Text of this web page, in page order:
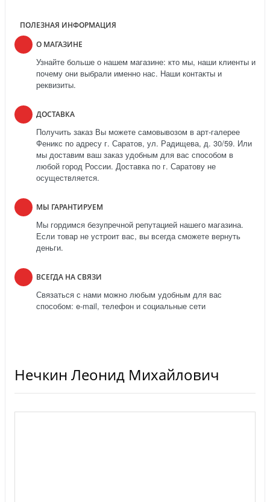
ПОЛЕЗНАЯ ИНФОРМАЦИЯ
О МАГАЗИНЕ
Узнайте больше о нашем магазине: кто мы, наши клиенты и
почему они выбрали именно нас. Наши контакты и
реквизиты.
ДОСТАВКА
Получить заказ Вы можете самовывозом в арт-галерее
Феникс по адресу г. Саратов, ул. Радищева, д. 30/59. Или
мы доставим ваш заказ удобным для вас способом в
любой город России. Доставка по г. Саратову не
осуществляется.
МЫ ГАРАНТИРУЕМ
Мы гордимся безупречной репутацией нашего магазина.
Если товар не устроит вас, вы всегда сможете вернуть
деньги.
ВСЕГДА НА СВЯЗИ
Связаться с нами можно любым удобным для вас
способом: e-mail, телефон и социальные сети
Нечкин Леонид Михайлович